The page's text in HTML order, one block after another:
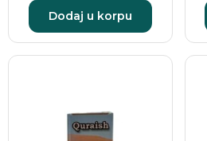
Dodaj u korpu